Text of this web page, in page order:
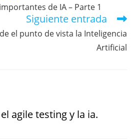
de IA – Parte 1
Siguiente entrada
el punto de vista la Inteligencia
Artificial
agile testing y la ia.